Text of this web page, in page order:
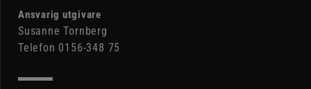
Ansvarig utgivare
Susanne Tornberg
Telefon 0156-348 75